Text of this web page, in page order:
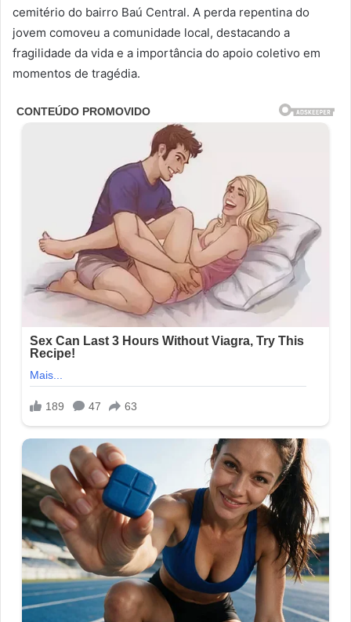
cemitério do bairro Baú Central. A perda repentina do
jovem comoveu a comunidade local, destacando a
fragilidade da vida e a importância do apoio coletivo em
momentos de tragédia.